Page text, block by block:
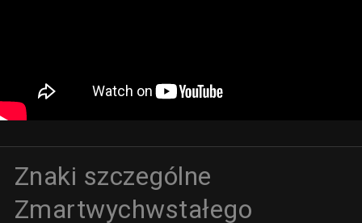
Znaki szczególne
Zmartwychwstałego